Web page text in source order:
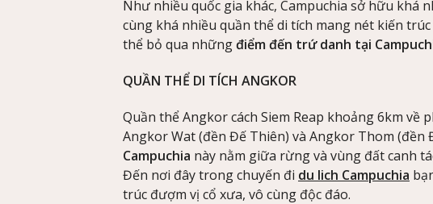
Như nhiều quốc gia khác, Campuchia sở hữu khá
cùng khá nhiều quần thể di tích mang nét kiến trúc
thể bỏ qua nhữngđiểm đến trứ danh tại
QUẦN THỂ DI TÍCH ANGKOR
Quần thể Angkor cách Siem Reap khoảng 6km về
Angkor Wat (đền Đế Thiên) và Angkor Thom (đền
Campuchia này nằm giữa rừng và vùng đất canh
Đến nơi đây trong chuyến đi du lich Campuchia
trúc đượm vị cổ xưa, vô cùng độc đáo.